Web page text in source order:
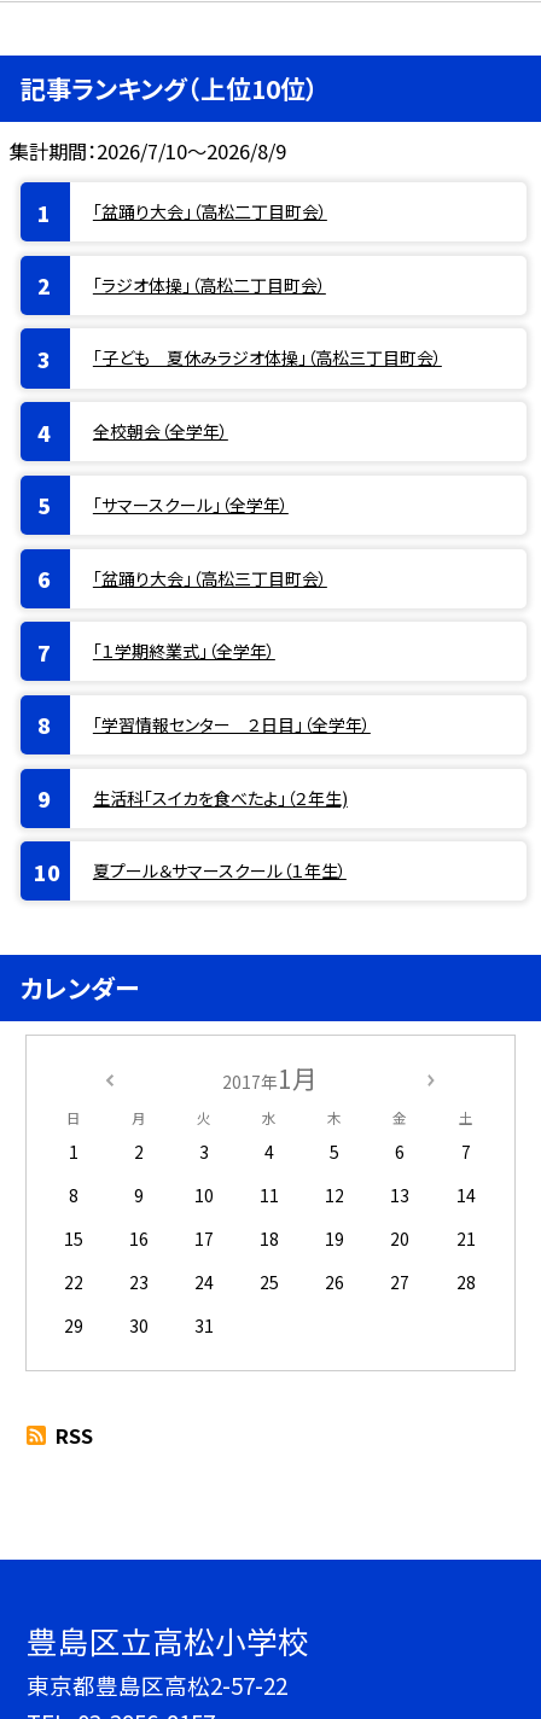
記事ランキング（上位10位）
集計期間：2026/7/10～2026/8/9
「盆踊り大会」（高松二丁目町会）
「ラジオ体操」（高松二丁目町会）
「子ども 夏休みラジオ体操」（高松三丁目町会）
全校朝会（全学年）
「サマースクール」（全学年）
「盆踊り大会」（高松三丁目町会）
「１学期終業式」（全学年）
「学習情報センター ２日目」（全学年）
生活科「スイカを食べたよ」（２年生)
夏プール＆サマースクール（１年生）
カレンダー
2017年1月
日 月 火 水 木 金 土
1 2 3 4 5 6
7
8
9 10 11 12 13
14
15
16 17 18 19 20
21
22
23 24 25 26 27
28
29
30 31
RSS
豊島区立高松小学校
東京都豊島区高松2-57-22